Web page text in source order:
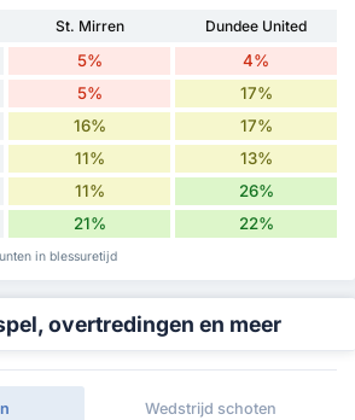
St. Mirren
Dundee United
5% 4%
5% 17%
16% 17%
11% 13%
11% 26%
21% 22%
in blessuretijd
overtredingen en meer
Wedstrijd schoten